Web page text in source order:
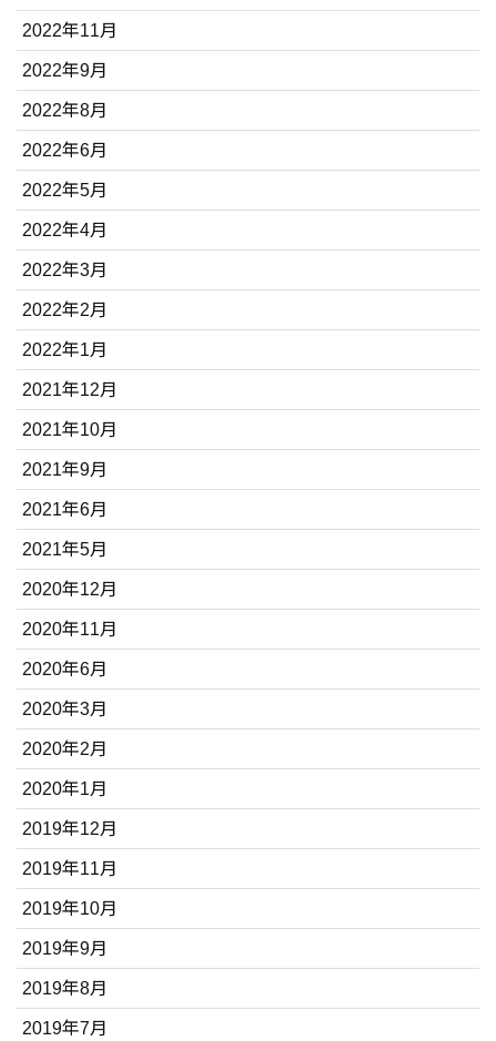
2022年11月
2022年9月
2022年8月
2022年6月
2022年5月
2022年4月
2022年3月
2022年2月
2022年1月
2021年12月
2021年10月
2021年9月
2021年6月
2021年5月
2020年12月
2020年11月
2020年6月
2020年3月
2020年2月
2020年1月
2019年12月
2019年11月
2019年10月
2019年9月
2019年8月
2019年7月